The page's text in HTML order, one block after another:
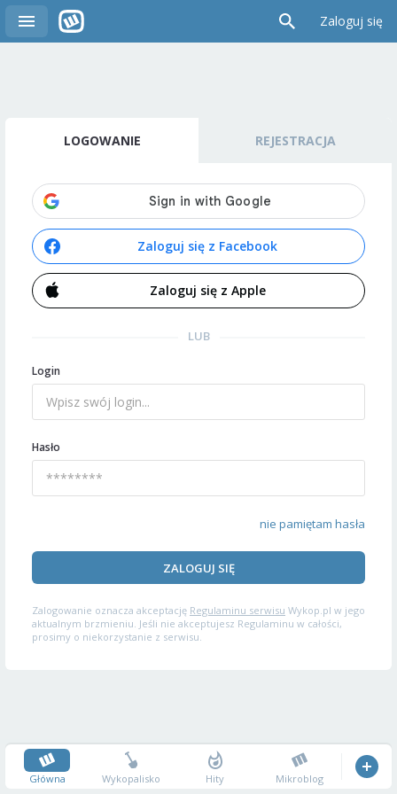
Zaloguj się
LOGOWANIE REJESTRACJA
Zaloguj się z Facebook
Zaloguj się z Apple
LUB
Login
Hasło
nie pamiętam hasła
ZALOGUJ SIĘ
Zalogowanie oznacza akceptację Regulaminu serwisu Wykop.pl w jego
aktualnym brzmieniu. Jeśli nie akceptujesz Regulaminu w całości,
prosimy o niekorzystanie z serwisu.
Główna Wykopalisko Hity Mikroblog